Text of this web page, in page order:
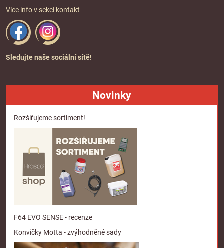
Více info v sekci kontakt
Sledujte naše sociální sítě!
Novinky
Rozšiřujeme sortiment!
F64 EVO SENSE - recenze
Konvičky Motta - zvýhodněné sady